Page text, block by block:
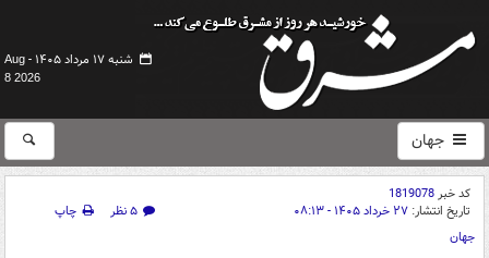
شنبه ۱۷ مرداد ۱۴۰۵ -
Aug
8 2026
جهان
کد خبر1819078
تاریخ انتشار: ۲۷ خرداد ۱۴۰۵ - ۰۸:۱۳ ۵ نظر
چاپ
جهان